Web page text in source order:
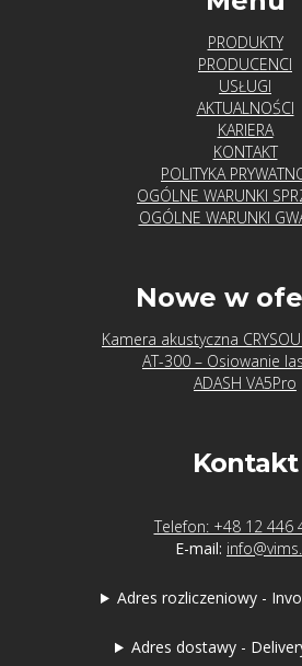
PRODUKTY
PRODUCENCI
USŁUGI
AKTUALNOŚCI
KARIERA
KONTAKT
POLITYKA
OGÓLNE WARUNKI
OGÓLNE WARUNKI
Nowe w
Kamera akustyczna
AT-300 – Osiowanie
ADASH VA5Pro
Kontakt
Telefon: +48 12 446
E-mail:
Adres rozliczeniowy -
Adres dostawy -